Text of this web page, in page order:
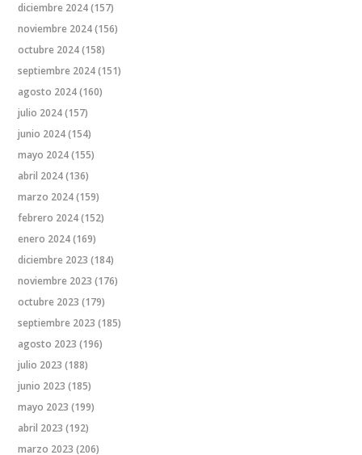
diciembre 2024(157)
noviembre 2024(156)
octubre 2024(158)
septiembre 2024(151)
agosto 2024(160)
julio 2024(157)
junio 2024(154)
mayo 2024(155)
abril 2024(136)
marzo 2024(159)
febrero 2024(152)
enero 2024(169)
diciembre 2023 (184)
noviembre 2023 (176)
octubre 2023 (179)
septiembre 2023 (185)
agosto 2023 (196)
julio 2023 (188)
junio 2023 (185)
mayo 2023 (199)
abril 2023 (192)
marzo 2023 (206)